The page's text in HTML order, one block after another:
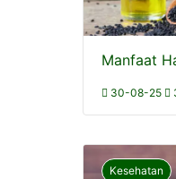
Manfaat
30-08-25
Kesehatan